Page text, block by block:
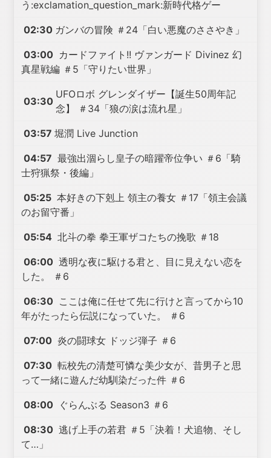
う:exclamation_question_mark:新時代格ゲー
02:30 ガンバの冒険 ＃24「白い悪魔のささやき」
03:00 カードファイト!! ヴァンガード Divinez 幻
真星戦編 ＃5「守りたい世界」
03:30
UFOロボ グレンダイザー【誕生50周年記
念】 ＃34「狼の涙は流れ星」
03:57 堀潤 Live Junction
04:57 最強出涸らし皇子の暗躍帝位争い ＃6「騎
士狩猟祭・後編」
05:25 本好きの下剋上 領主の養女 ＃17「領主会議
のお留守番」
05:54 北斗の拳 拳王軍ザコたちの挽歌 ＃18
06:00 透明な夜に駆ける君と、目に見えない恋を
した。 ＃6
06:30 ここは俺に任せて先に行けと言ってから10
年がたったら伝説になっていた。 ＃6
07:00 炎の闘球女 ドッジ弾子 ＃6
07:30 転校先の清楚可憐な美少女が、昔男子と思
って一緒に遊んだ幼馴染だった件 ＃6
08:00 ぐらんぶる Season3 ＃6
08:30 逃げ上手の若君 ＃5「決着！犬追物、そし
て…」